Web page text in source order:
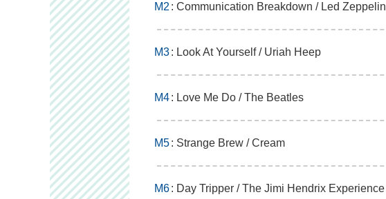
M2 : Communication Breakdown / Led Zeppelin
M3: Look At Yourself / Uriah Heep
M4: Love Me Do / The Beatles
M5: Strange Brew / Cream
M6: Day Tripper / The Jimi Hendrix Experience